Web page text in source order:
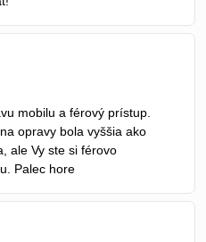
5 mobilu a férový prístup.
opravy bola vyššia ako
ale Vy ste si férovo
Palec hore